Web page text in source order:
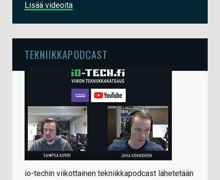
Lisää videoita
TEKNIIKKAPODCAST
io-techin viikottainen tekniikkapodcast lähetetään